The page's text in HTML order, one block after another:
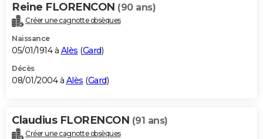
Reine FLORENCON (90 ans)
Créer une cagnotte obsèques
Naissance
05/01/1914 à Alès (Gard)
Décès
08/01/2004 à Alès (Gard)
Claudius FLORENCON (91 ans)
Créer une cagnotte obsèques